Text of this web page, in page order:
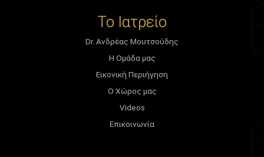
Το Ιατρείο
Dr. Ανδρέας Μουτσούδης
Η Ομάδα μας
Εικονική Περιήγηση
Ο Χώρος μας
Videos
Επικοινωνία